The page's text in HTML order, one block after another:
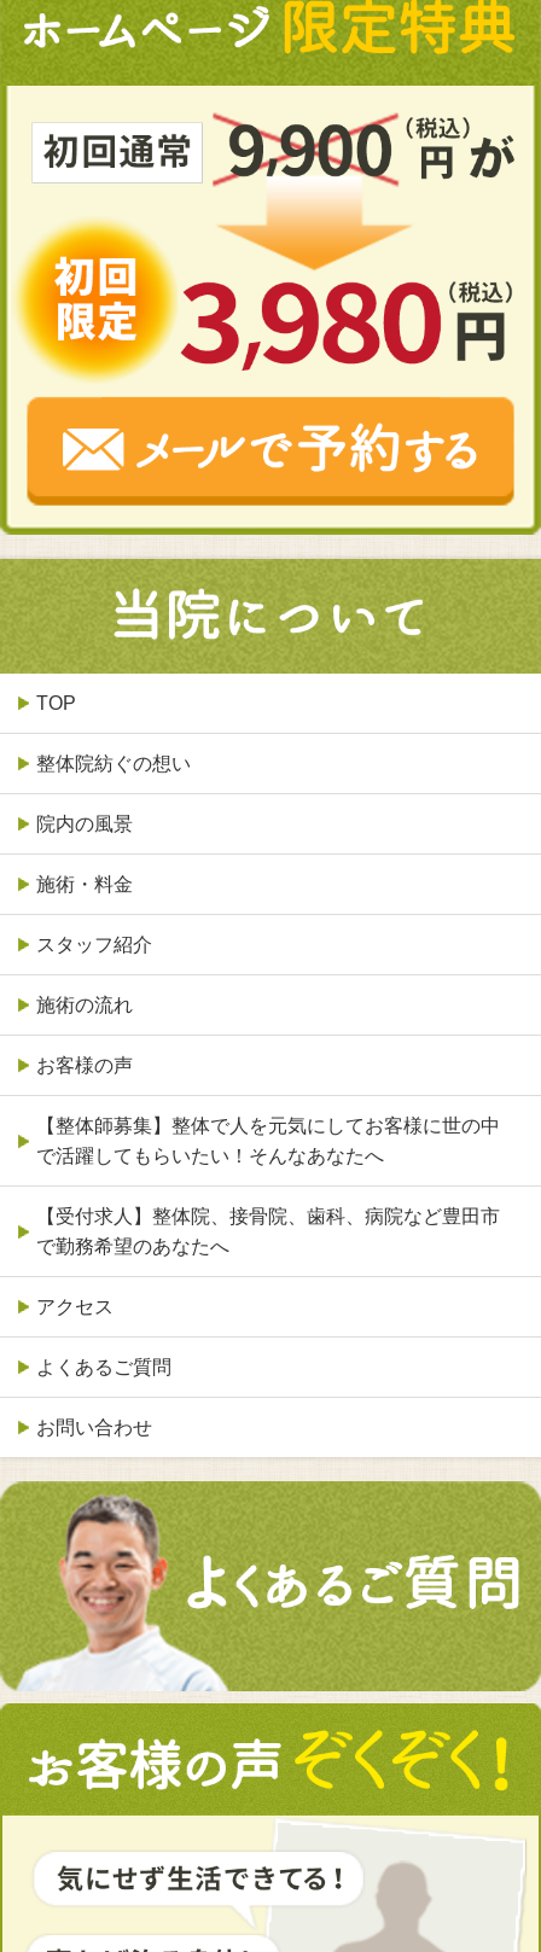
TOP
整体院紡ぐの想い
院内の風景
施術・料金
スタッフ紹介
施術の流れ
お客様の声
【整体師募集】整体で人を元気にしてお客様に世の中
で活躍してもらいたい！そんなあなたへ
【受付求人】整体院、接骨院、歯科、病院など豊田市
で勤務希望のあなたへ
アクセス
よくあるご質問
お問い合わせ